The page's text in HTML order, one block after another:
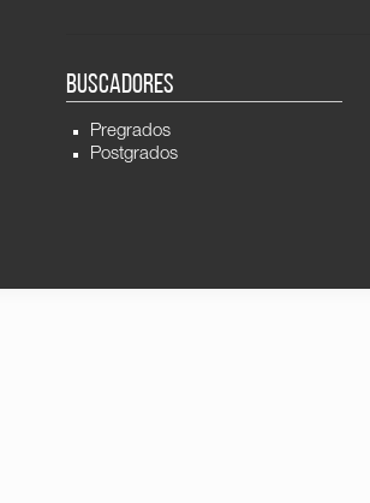
BUSCADORES
Pregrados
Postgrados